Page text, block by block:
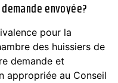
envoyée?
pour la
des huissiers de
demande et
appropriée au Conseil